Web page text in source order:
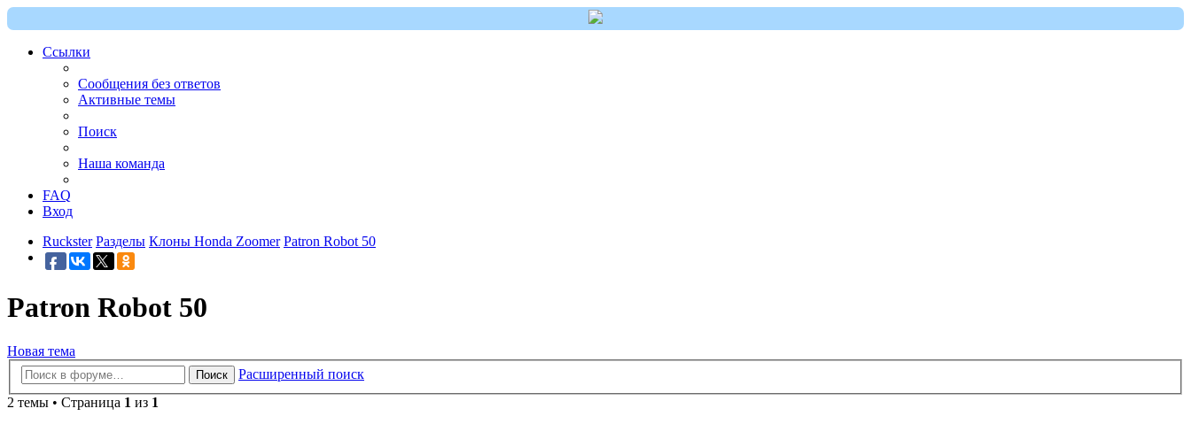
Ссылки
Сообщения без ответов
Активные темы
Поиск
Наша команда
FAQ
Вход
Ruckster Разделы Клоны Honda Zoomer Patron Robot 50
Patron Robot 50
Новая тема
Поиск
Расширенный поиск
2 темы • Страница 1 из 1